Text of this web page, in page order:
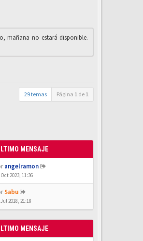
mañana no estará disponible.
29 temas Página 1 de 1
MENSAJE
angelramon
2023, 11:36
Sabu
Jul 2018, 21:18
MENSAJE